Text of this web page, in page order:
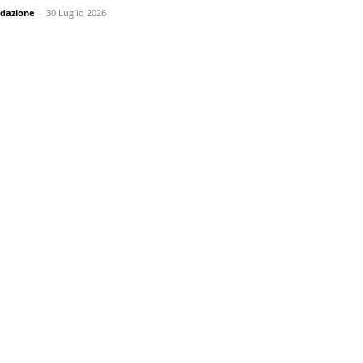
- 30 Luglio 2026